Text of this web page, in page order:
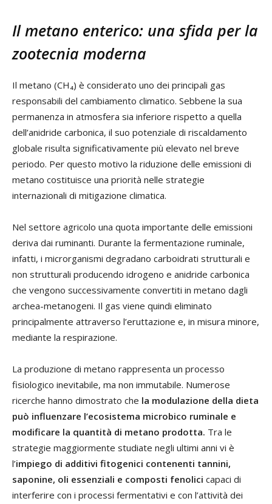
Il metano enterico: una sfida per la
zootecnia moderna
Il metano (CH₄) è considerato uno dei principali gas
responsabili del cambiamento climatico. Sebbene la sua
permanenza in atmosfera sia inferiore rispetto a quella
dell’anidride carbonica, il suo potenziale di riscaldamento
globale risulta significativamente più elevato nel breve
periodo. Per questo motivo la riduzione delle emissioni di
metano costituisce una priorità nelle strategie
internazionali di mitigazione climatica.
Nel settore agricolo una quota importante delle emissioni
deriva dai ruminanti. Durante la fermentazione ruminale,
infatti, i microrganismi degradano carboidrati strutturali e
non strutturali producendo idrogeno e anidride carbonica
che vengono successivamente convertiti in metano dagli
archea-metanogeni. Il gas viene quindi eliminato
principalmente attraverso l’eruttazione e, in misura minore,
mediante la respirazione.
La produzione di metano rappresenta un processo
fisiologico inevitabile, ma non immutabile. Numerose
ricerche hanno dimostrato che la modulazione della dieta
può influenzare l’ecosistema microbico ruminale e
modificare la quantità di metano prodotta. Tra le
strategie maggiormente studiate negli ultimi anni vi è
l’impiego di additivi fitogenici contenenti tannini,
saponine, oli essenziali e composti fenolici capaci di
interferire con i processi fermentativi e con l’attività dei